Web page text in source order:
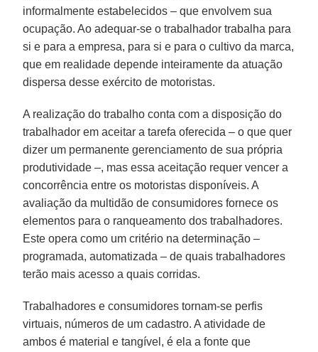
informalmente estabelecidos – que envolvem sua
ocupação. Ao adequar-se o trabalhador trabalha para
si e para a empresa, para si e para o cultivo da marca,
que em realidade depende inteiramente da atuação
dispersa desse exército de motoristas.
A realização do trabalho conta com a disposição do
trabalhador em aceitar a tarefa oferecida – o que quer
dizer um permanente gerenciamento de sua própria
produtividade –, mas essa aceitação requer vencer a
concorrência entre os motoristas disponíveis. A
avaliação da multidão de consumidores fornece os
elementos para o ranqueamento dos trabalhadores.
Este opera como um critério na determinação –
programada, automatizada – de quais trabalhadores
terão mais acesso a quais corridas.
Trabalhadores e consumidores tornam-se perfis
virtuais, números de um cadastro. A atividade de
ambos é material e tangível, é ela a fonte que